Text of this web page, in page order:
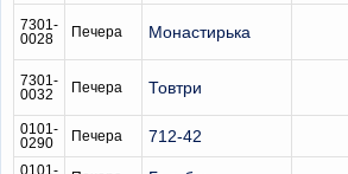
7301-
0028
Печера Монастирька
7301-
0032
Печера Товтри
0101-
0290
Печера 712-42
0101-